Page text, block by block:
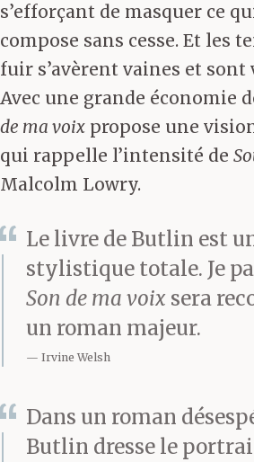
s’efforçant de masquer ce
compose sans cesse. Et les
fuir s’avèrent vaines et sont
Avec une grande économie
de ma voix propose une
qui rappelle l’intensité de
Malcolm Lowry.
Le livre de Butlin est
stylistique totale. Je
Son de ma voix sera
un roman majeur.
Irvine Welsh
Dans un roman
Butlin dresse le